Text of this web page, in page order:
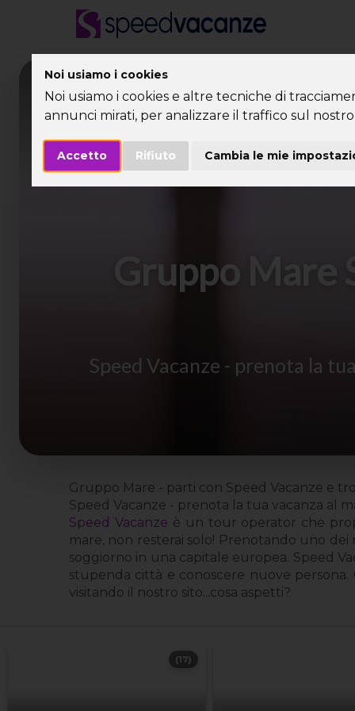
Noi usiamo i cookies
Noi usiamo i cookies e altre tecniche di
annunci mirati, per analizzare il traffico sul
Accetto Rifiuto Cambia le mie
Gruppo
Speed Vacanze - prenota la
Gruppo Mare - parti con Speed Vacanze e
Speed Vacanze - prenota la tua vacanza al
Speed Vacanze è un tour operator che
mare, non resterai solo! Prenotando uno
soggiorno in una capitale europea. Speed
stupenda città e conoscere nuove
visitando il nostro sito...cosa aspetti?
(17)